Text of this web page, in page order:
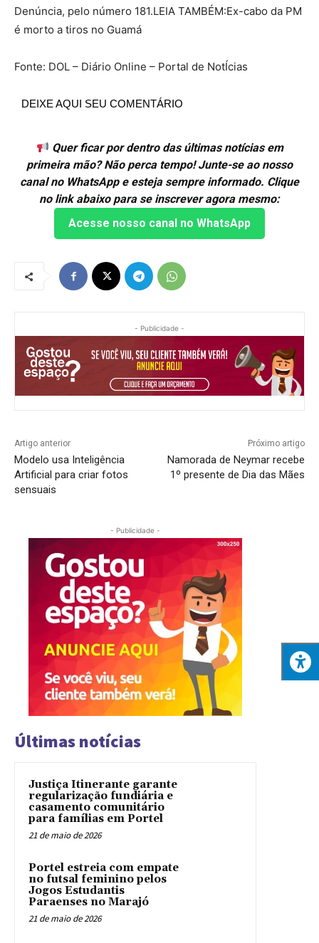
Denúncia, pelo número 181.LEIA TAMBÉM:Ex-cabo da PM
é morto a tiros no Guamá
Fonte: DOL – Diário Online – Portal de NotÍcias
DEIXE AQUI SEU COMENTÁRIO
Quer ficar por dentro das últimas notícias em
primeira mão? Não perca tempo! Junte-se ao nosso
canal no WhatsApp e esteja sempre informado. Clique
no link abaixo para se inscrever agora mesmo:
Acesse nosso canal no WhatsApp
- Publicidade -
Artigo anterior
Modelo usa Inteligência
Artificial para criar fotos
sensuais
Próximo artigo
Namorada de Neymar recebe
1º presente de Dia das Mães
- Publicidade -
Últimas notícias
Justiça Itinerante garante
regularização fundiária e
casamento comunitário
para famílias em Portel
21 de maio de 2026
Portel estreia com empate
no futsal feminino pelos
Jogos Estudantis
Paraenses no Marajó
21 de maio de 2026